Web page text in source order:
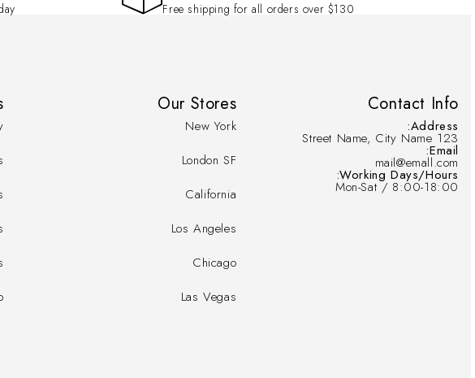
Free shipping for all orders over $130
Contact Info
Address:
123 Street Name, City Name
Email:
mail@emall.com
Working Days/Hours:
Mon-Sat / 8:00-18:00
Our Stores
New York
London SF
California
Los Angeles
Chicago
Las Vegas